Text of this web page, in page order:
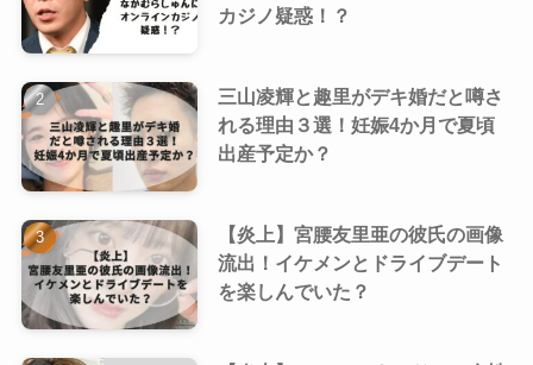
カジノ疑惑！？
三山凌輝と趣里がデキ婚だと噂さ
れる理由３選！妊娠4か月で夏頃
出産予定か？
【炎上】宮腰友里亜の彼氏の画像
流出！イケメンとドライブデート
を楽しんでいた？